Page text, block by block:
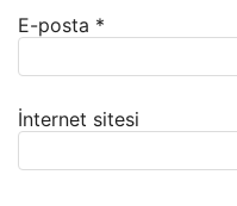
E-posta *
İnternet sitesi